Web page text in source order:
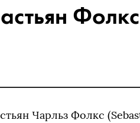
Фолкс
Чарльз Фолкс